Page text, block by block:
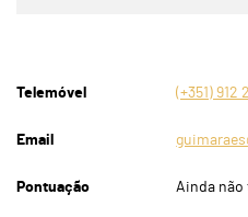
Telemóvel (+351) 912
Email
Pontuação Ainda não